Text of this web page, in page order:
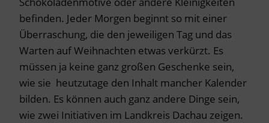
befinden. Jeder Morgen beginnt so mit einer
Überraschung, die den jeweiligen Tag und das
Warten auf Weihnachten etwas verkürzt. Es
müssen ja keine ganz großen Geschenke sein,
wie sie heutzutage den Inhalt mancher Kalender
bilden. Es können auch ganz andere Dinge sein,
wie zwei Initiativen im Landkreis Dachau zeigen.